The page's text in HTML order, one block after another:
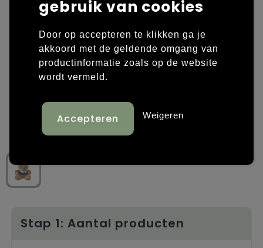
Overige tassen
Papieren tassen
Promotietassen
Reistassen
Schoudertassen
Polo's
Sweaters bedrukken
T-shirts bedrukken
Vesten bedrukken
Stap 1: Aantal producten
gebruik van cookies
Door op accepteren te klikken ga je
akkoord met de geldende omgang van
productinformatie zoals op de website
wordt vermeld.
Weigeren